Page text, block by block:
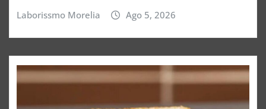
Laborissmo Morelia Ago 5, 2026